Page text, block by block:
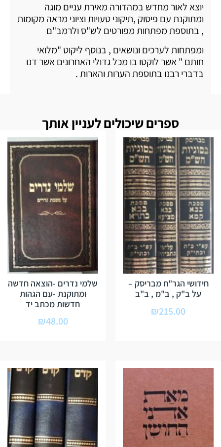
יוצא לאור מחדש במהדורה מאירת עניים מוגה
ומתוקנת עם פיסוק ,תיקוני טעויות וציוני מראה מקומות
, בתוספת מפתחות מפורטים לש"ס ולרמב"ם
ומפתחות לערכים ונושאים , בנוסף ליקוט "מלואי
חותם " אשר לוקטו בו מכל גדולי האחרונים אשר דנו
בדברי רבנו בתוספת הערות והארות .
ספרים שיכולים לעניין אותך
חידושי הגר"ח מבריסק –
על ב"ק , ב"מ , ב"ב
₪215.00
שלמי נדרים -הוצאה חדשה
ומתוקנת -עם הגהות
חדשות מכתב יד
₪48.00